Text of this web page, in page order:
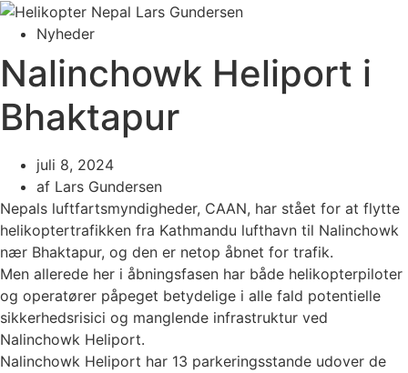
Nyheder
Nalinchowk Heliport i
Bhaktapur
juli 8, 2024
af Lars Gundersen
Nepals luftfartsmyndigheder, CAAN, har stået for at flytte
helikoptertrafikken fra Kathmandu lufthavn til Nalinchowk
nær Bhaktapur, og den er netop åbnet for trafik.
Men allerede her i åbningsfasen har både helikopterpiloter
og operatører påpeget betydelige i alle fald potentielle
sikkerhedsrisici og manglende infrastruktur ved
Nalinchowk Heliport.
Nalinchowk Heliport har 13 parkeringsstande udover de